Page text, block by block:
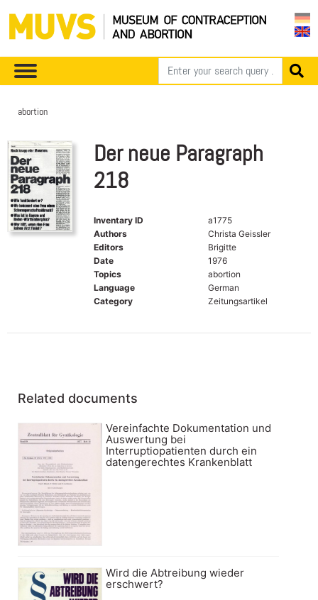
abortion
Der neue Paragraph
218
Inventary ID
a1775
Authors
Christa Geissler
Editors
Brigitte
Date
1976
Topics
abortion
Language
German
Category
Zeitungsartikel
Related documents
Vereinfachte Dokumentation und
Auswertung bei
Interruptiopatienten durch ein
datengerechtes Krankenblatt
Wird die Abtreibung wieder
erschwert?